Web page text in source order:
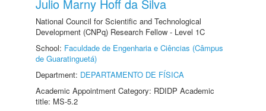
Julio Marny Hoff da Silva
National Council for Scientific and Technological
Development (CNPq) Research Fellow - Level 1C
School: Faculdade de Engenharia e Ciências (Câmpus
de Guaratinguetá)
Department: DEPARTAMENTO DE FÍSICA
Academic Appointment Category: RDIDP Academic
title: MS-5.2